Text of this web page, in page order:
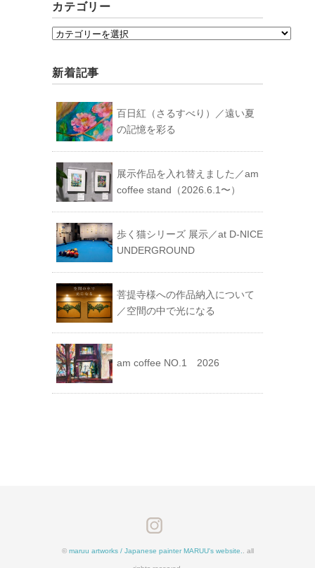
カテゴリー
カ
ゴ
リ
ー
新着記事
百日紅（さるすべり）／遠い夏
の記憶を彩る
展示作品を入れ替えました／am
coffee stand（2026.6.1〜）
歩く猫シリーズ 展示／at D-NICE
UNDERGROUND
菩提寺様への作品納入について
／空間の中で光になる
am coffee NO.1 2026
© maruu artworks / Japanese painter MARUU's website. . all